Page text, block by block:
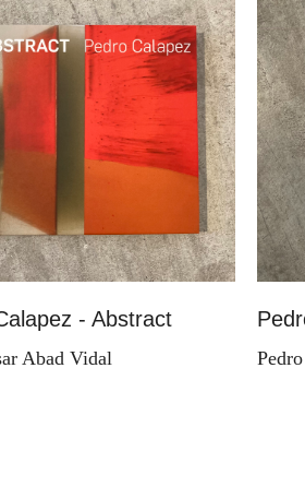
- Abstract
Abad Vidal